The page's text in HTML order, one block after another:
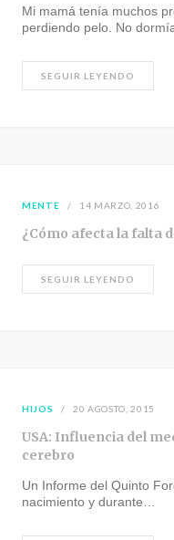
Mi mamá tenía muchos
perdiendo pelo. No
SEGUIR LEYENDO
MENTE 14 MARZO, 2016
¿Cómo afecta la falta
SEGUIR LEYENDO
HIJOS 20 AGOSTO, 2015
USA: Influencia del
cerebro
Un Informe del Quinto
nacimiento y durante…